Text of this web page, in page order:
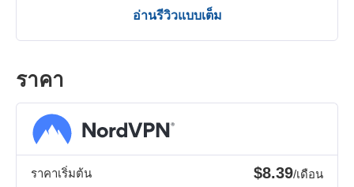
อ่านรีวิวแบบเต็ม
ราคา
ราคาเริ่มต้น $8.39/เดือน